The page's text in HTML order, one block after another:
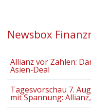
Newsbox
Allianz vor Zahlen:
Asien-Deal
Tagesvorschau 7.
mit Spannung: